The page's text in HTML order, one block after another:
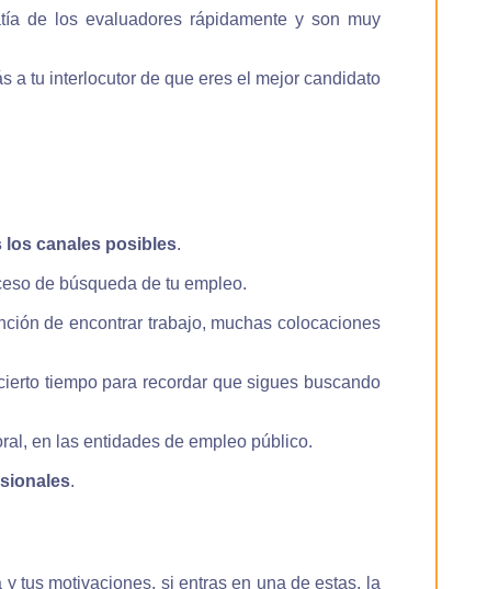
de los evaluadores rápidamente y son muy
a tu interlocutor de que eres el mejor candidato
canales posibles.
de búsqueda de tu empleo.
de encontrar trabajo, muchas colocaciones
tiempo para recordar que sigues buscando
en las entidades de empleo público.
.
tus motivaciones, si entras en una de estas, la